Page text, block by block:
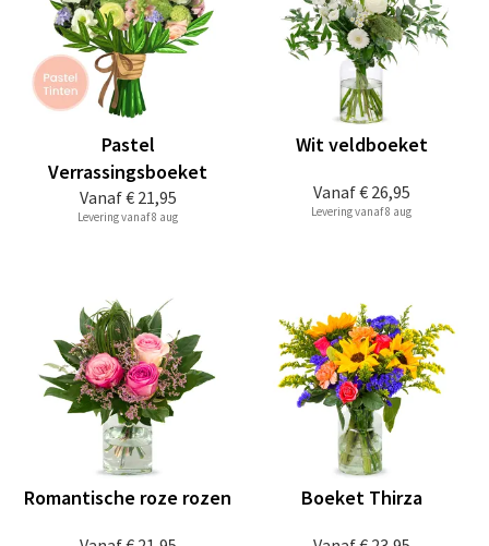
Vanaf€ 21,95
Pastel
Verrassingsboeket
Levering vanaf 8 aug
Vanaf€ 26,95
Wit veldboeket
Levering vanaf 8 aug
Romantische roze rozen Boeket Thirza